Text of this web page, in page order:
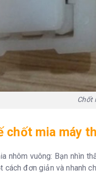
Chốt
chốt mia máy
nhôm vuông: Bạn nhìn
cách đơn giản và nhanh